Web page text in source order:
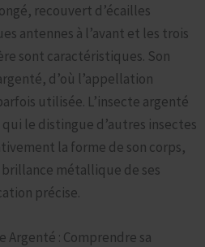
recouvert d’écailles
antennes à l’avant et les trois
sont caractéristiques. Son
d’où l’appellation
utilisée. L’insecte argenté
qui le distingue d’autres insectes
la forme de son corps,
métallique de ses
précise.
Argenté : Comprendre sa